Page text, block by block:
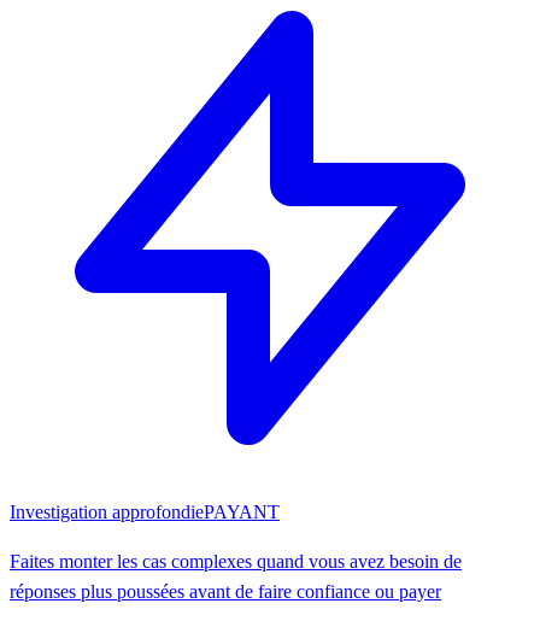
Investigation approfondiePAYANT
Faites monter les cas complexes quand vous avez besoin de
réponses plus poussées avant de faire confiance ou payer